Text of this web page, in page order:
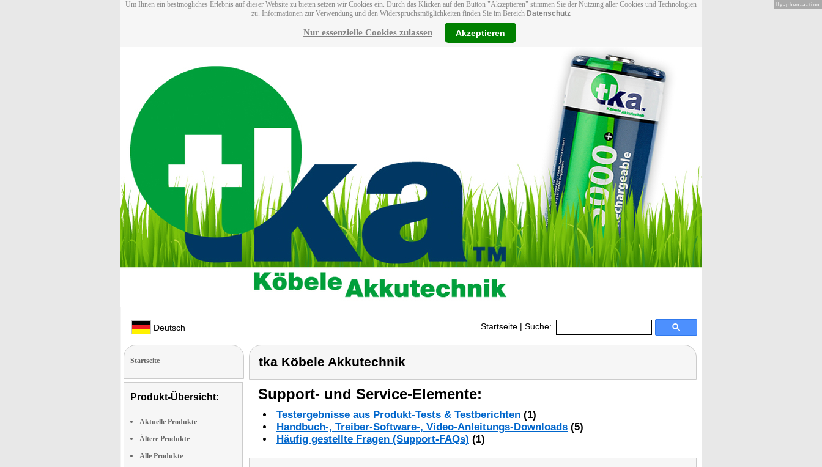
Um Ihnen ein bestmögliches Erlebnis auf dieser Website zu bieten setzen wir Cookies ein. Durch das Klicken auf den Button "Akzeptieren" stimmen Sie der Nutzung aller Cookies und Technologien
zu. Informationen zur Verwendung und den Widerspruchsmöglichkeiten finden Sie im Bereich Datenschutz
Nur essenzielle Cookies zulassen Akzeptieren
Deutsch Startseite | Suche:
Startseite
Produkt-Übersicht:
Aktuelle Produkte
Ältere Produkte
Alle Produkte
tka Köbele Akkutechnik
Support- und Service-Elemente:
Testergebnisse aus Produkt-Tests & Testberichten (1)
Handbuch-, Treiber-Software-, Video-Anleitungs-Downloads (5)
Häufig gestellte Fragen (Support-FAQs) (1)
Hy-phen-a-tion